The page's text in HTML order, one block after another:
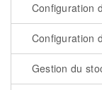
Configuration
Configuration
Gestion du